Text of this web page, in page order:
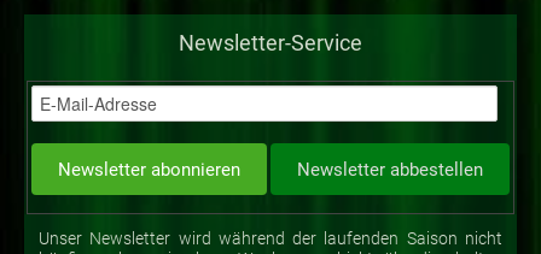
Newsletter-Service
Unser Newsletter wird während der laufenden Saison nicht